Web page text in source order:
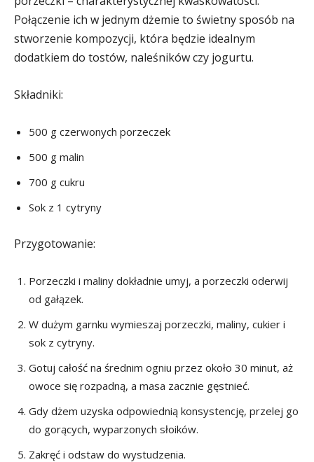
Połączenie ich w jednym dżemie to świetny sposób na
stworzenie kompozycji, która będzie idealnym
dodatkiem do tostów, naleśników czy jogurtu.
Składniki:
500 g czerwonych porzeczek
500 g malin
700 g cukru
Sok z 1 cytryny
Przygotowanie:
Porzeczki i maliny dokładnie umyj, a porzeczki oderwij
od gałązek.
W dużym garnku wymieszaj porzeczki, maliny, cukier i
sok z cytryny.
Gotuj całość na średnim ogniu przez około 30 minut, aż
owoce się rozpadną, a masa zacznie gęstnieć.
Gdy dżem uzyska odpowiednią konsystencję, przelej go
do gorących, wyparzonych słoików.
Zakręć i odstaw do wystudzenia.